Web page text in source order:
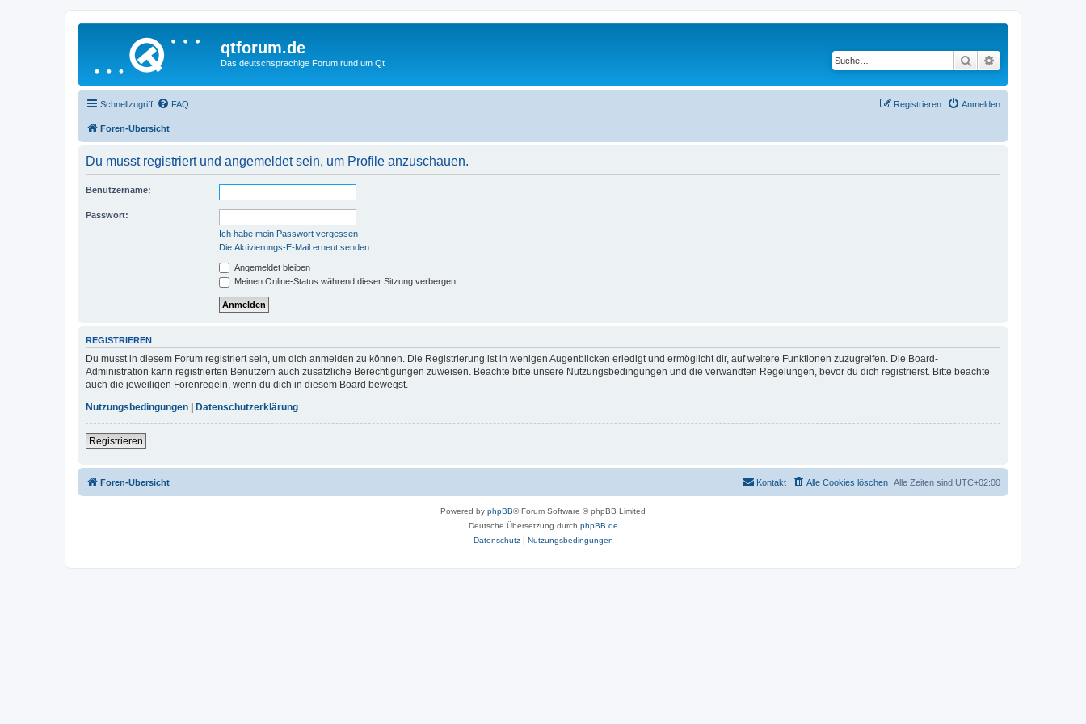
qtforum.de
Das deutschsprachige Forum rund um Qt Suche
Schnellzugriff FAQ Anmelden
Registrieren
Foren-Übersicht
Du musst registriert und angemeldet sein, um Profile anzuschauen.
Benutzername:
Passwort:
Ich habe mein Passwort vergessen
Die Aktivierungs-E-Mail erneut senden
Angemeldet bleiben
Meinen Online-Status während dieser Sitzung verbergen
REGISTRIEREN
Du musst in diesem Forum registriert sein, um dich anmelden zu können. Die Registrierung ist in wenigen Augenblicken erledigt und ermöglicht dir, auf weitere Funktionen zuzugreifen. Die Board-
Administration kann registrierten Benutzern auch zusätzliche Berechtigungen zuweisen. Beachte bitte unsere Nutzungsbedingungen und die verwandten Regelungen, bevor du dich registrierst. Bitte beachte
auch die jeweiligen Forenregeln, wenn du dich in diesem Board bewegst.
Nutzungsbedingungen
Datenschutzerklärung
Registrieren
Foren-Übersicht Alle Zeiten sind UTC+02:00
Alle Cookies löschen
Kontakt
Powered by phpBB® Forum Software © phpBB Limited
Deutsche Übersetzung durch phpBB.de
Datenschutz| Nutzungsbedingungen